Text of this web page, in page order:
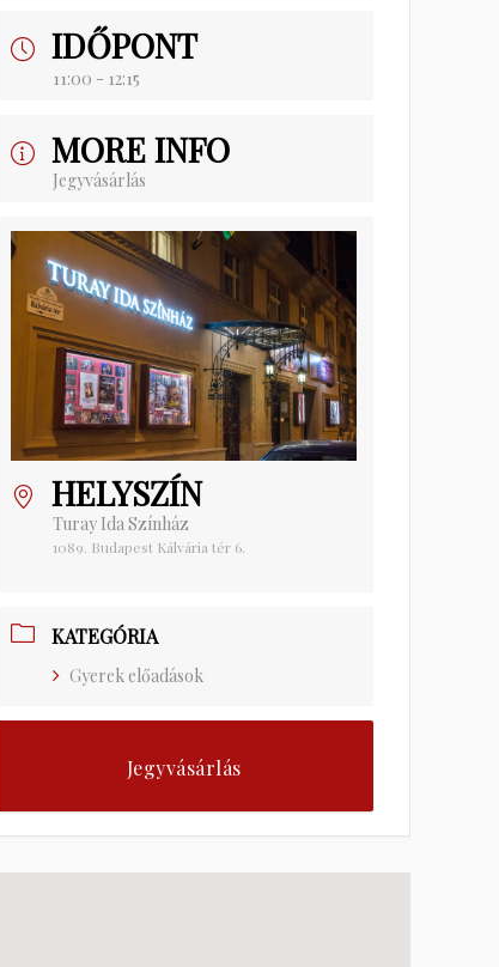
IDŐPONT
11:00 - 12:15
MORE INFO
Jegyvásárlás
HELYSZÍN
Turay Ida Színház
1089. Budapest Kálvária tér 6.
KATEGÓRIA
Gyerek előadások
Jegyvásárlás